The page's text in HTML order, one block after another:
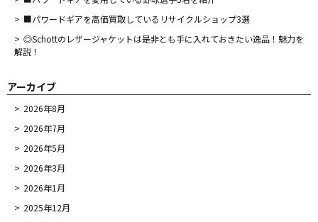
■パワードギアを高価買取しているリサイクルショップ3選
◎Schottのレザージャケットは是非とも手に入れておきたい逸品！魅力を
解説！
アーカイブ
2026年8月
2026年7月
2026年5月
2026年3月
2026年1月
2025年12月